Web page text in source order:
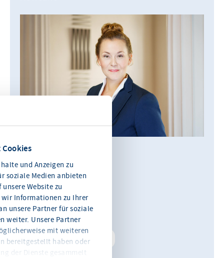
und Anzeigen zu
soziale Medien anbieten
Website zu
Informationen zu Ihrer
unsere Partner für soziale
weiter. Unsere Partner
mit weiteren
bereitgestellt haben oder
der Dienste gesammelt
Julia König
Leiterin Kommunikation
0611 360 115-11
E-Mail schreiben
Kontakt speichern